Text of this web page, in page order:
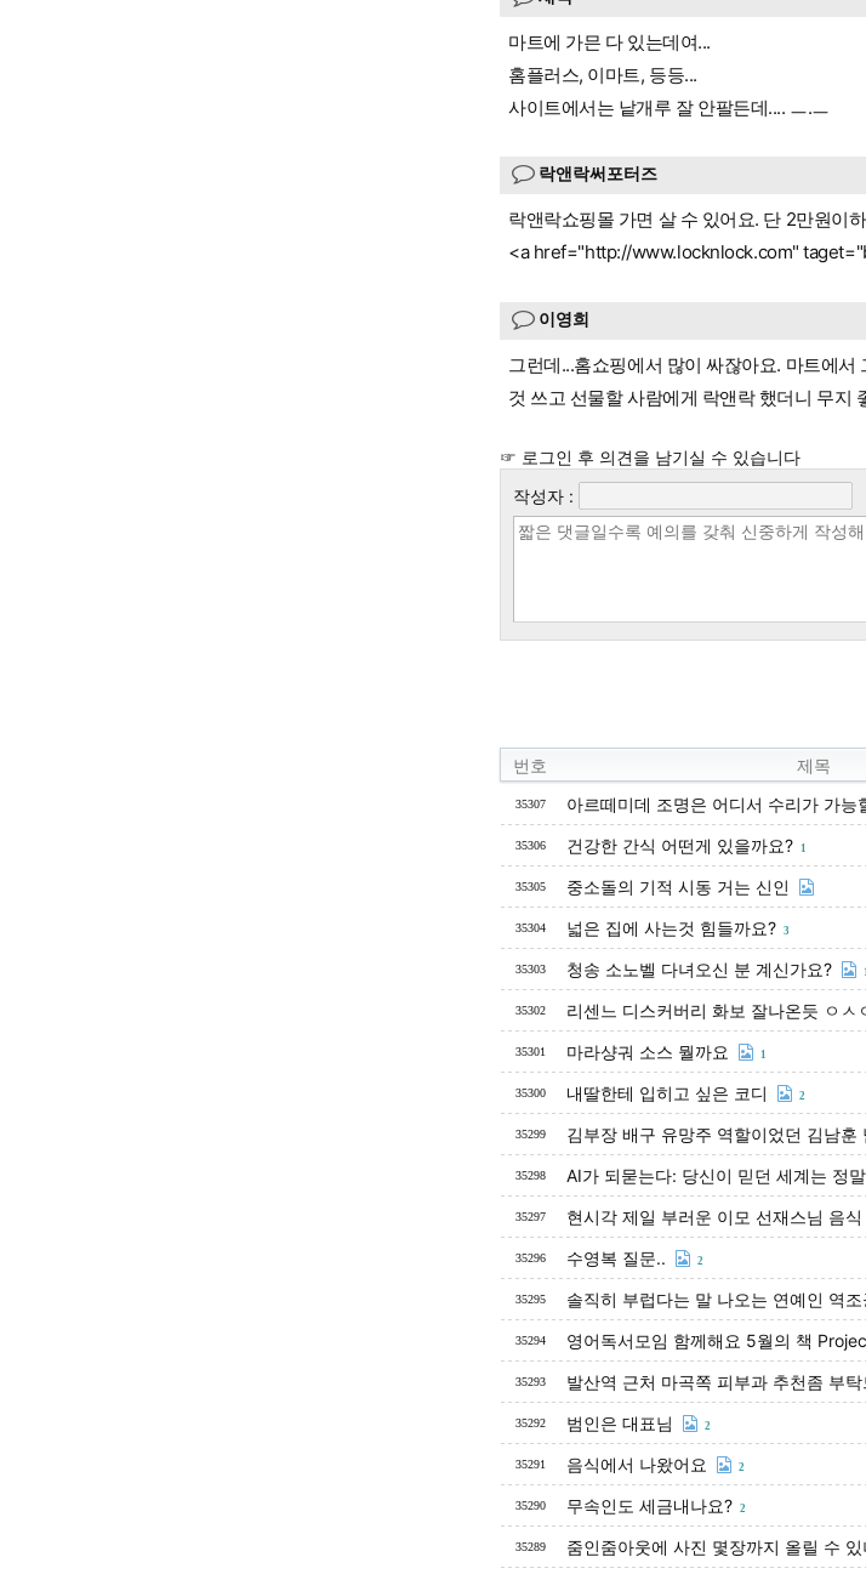
마트에 가믄 다 있는데여...
홈플러스, 이마트, 등등...
사이트에서는 낱개루 잘 안팔든데.... ㅡ.ㅡ
락앤락써포터즈
락앤락쇼핑몰 가면 살 수 있어요. 단 2만원이
<a href="http://www.locknlock.com"
이영희
그런데...홈쇼핑에서 많이 싸잖아요. 마트에
것 쓰고 선물할 사람에게 락앤락 했더니 무지
☞ 로그인 후 의견을 남기실 수 있습니다
작성자 :
번호 제목
35307 아르떼미데 조명은 어디서 수리가 가능
35306 건강한 간식 어떤게 있을까요? 1
35305 중소돌의 기적 시동 거는 신인
35304 넓은 집에 사는것 힘들까요? 3
35303 청송 소노벨 다녀오신 분 계신가요?
35302 리센느 디스커버리 화보 잘나온듯 ㅇㅅ
35301 마라샹궈 소스 뭘까요 1
35300 내딸한테 입히고 싶은 코디 2
35299 김부장 배구 유망주 역할이었던 김남훈
35298 AI가 되묻는다: 당신이 믿던 세계는 정
35297 현시각 제일 부러운 이모 선재스님 음
35296 수영복 질문.. 2
35295 솔직히 부럽다는 말 나오는 연예인 역조
35294 영어독서모임 함께해요 5월의 책
35293 발산역 근처 마곡쪽 피부과 추천좀 부탁
35292 범인은 대표님 2
35291 음식에서 나왔어요 2
35290 무속인도 세금내나요? 2
35289 줌인줌아웃에 사진 몇장까지 올릴 수 있